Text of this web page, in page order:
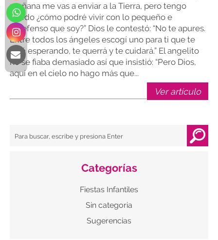
mañana me vas a enviar a la Tierra, pero tengo
miedo ¿cómo podré vivir con lo pequeño e
indefenso que soy?” Dios le contestó: “No te apures.
Entre todos los ángeles escogí uno para ti que te
está esperando, te querrá y te cuidará.” El angelito
no se fiaba demasiado así que insistió: “Pero Dios,
aquí en el cielo no hago más que...
Ver artículo
Categorías
Fiestas Infantiles
Sin categoria
Sugerencias